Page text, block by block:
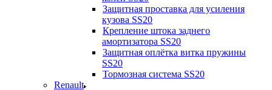
Защитная проставка для усиления
кузова SS20
Крепление штока заднего
амортизатора SS20
Защитная оплётка витка пружины
SS20
Тормозная система SS20
Renault